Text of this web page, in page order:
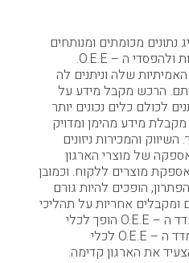
נתונים מכומתים ומנותחים
ע”פ האחראי האמיתי לבעיות ולהפסדי ה – O.E.E.
שלה וניתנים לה
הרכש מקבל מידע על
לכולם כלים נכונים יותר
מידע מהימן ומדויק
והמכירות ניזונים
של מוצרי הארגון
מוצרים ללקוח. וכמובן
הופכים להיות גורם
ומקבלים אחריות על תהליכי
הייצור. בחלק מהארגונים מדד ה – O.E.E הופך לכלי
לתגמול עובדים. וכך הופך מדד ה – O.E.E לכלי
את הארגון קדימה.